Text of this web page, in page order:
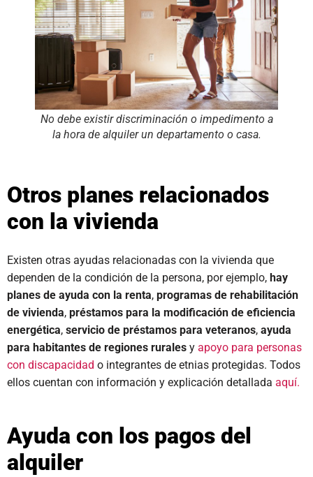
No debe existir discriminación o impedimento a
la hora de alquiler un departamento o casa.
Otros planes relacionados
con la vivienda
Existen otras ayudas relacionadas con la vivienda que
dependen de la condición de la persona, por ejemplo, hay
planes de ayuda con la renta, programas de rehabilitación
de vivienda, préstamos para la modificación de eficiencia
energética, servicio de préstamos para veteranos, ayuda
para habitantes de regiones rurales y apoyo para personas
con discapacidad o integrantes de etnias protegidas. Todos
ellos cuentan con información y explicación detallada aquí.
Ayuda con los pagos del
alquiler